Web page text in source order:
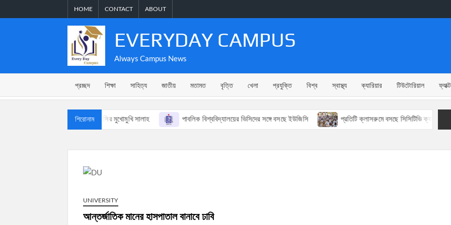
to
HOME CONTACT ABOUT
EVERYDAY CAMPUS
Always Campus News
প্রচ্ছদ শিক্ষা সাহিত্য জাতীয় মতামত বৃত্তি খেলা প্রযুক্তি বিশ্ব স্বাস্থ্য ক্যারিয়ার টিউটোরিয়াল
শিরোনামমেসির মুখোমুখি সালাহ পাবলিক বিশ্ববিদ্যালয়ের ভিসিদের সঙ্গে বসছে ইউজিসি প্রতিটি ক্লাসরুমে বসছে সিসিটিভি ক্যামেরা
UNIVERSITY
আন্তর্জাতিক মানের হাসপাতাল বানাবে ঢাবি